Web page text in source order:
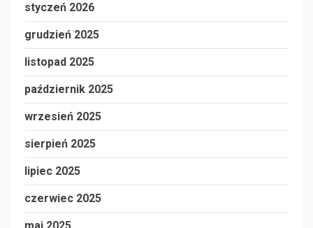
styczeń 2026
grudzień 2025
listopad 2025
październik 2025
wrzesień 2025
sierpień 2025
lipiec 2025
czerwiec 2025